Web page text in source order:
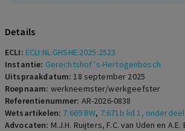
verworven inkomsten te
verstrekken.
Details
ECLI: ECLI:NL:GHSHE:2025:2523
Instantie: Gerechtshof 's-Hertogenbosch
Uitspraakdatum:18 september 2025
Roepnaam: werkneemster/werkgeefster
Referentienummer: AR-2026-0838
Wetsartikelen: 7:669 BW, 7:671b lid 1, onderdeel
Advocaten: M.J.H. Ruijters, F.C. van Uden en A.E.